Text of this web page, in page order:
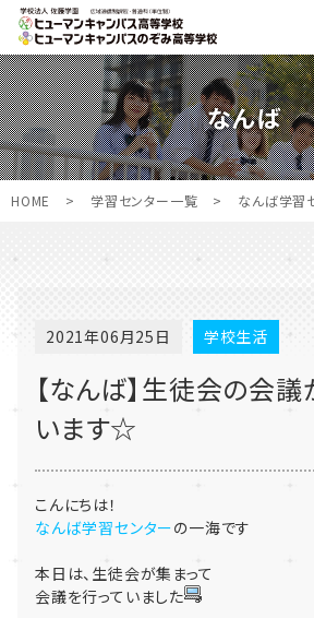
なんば
HOME > 学習センター一覧 > なんば学習
2021年06月25日 学校生活
【なんば】生徒会の会
います☆
こんにちは！
なんば学習センターの一海です
本日は、生徒会が集まって
会議を行っていました